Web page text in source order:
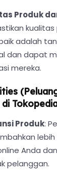
Produk
adalah
dan dapat
mereka.
di
Produk:
lebih
Anda
pelanggan.